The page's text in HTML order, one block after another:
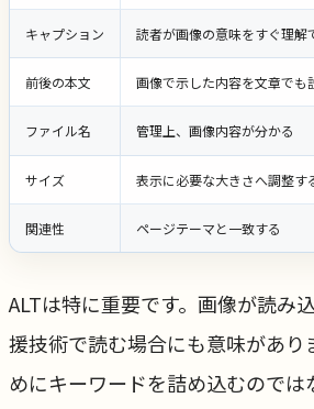
キャプション 読者が画像の意味をすぐ理解
前後の本文 画像で示した内容を文章でも
ファイル名 管理上、画像内容が分かる
サイズ 表示に必要な大きさへ調整す
関連性 ページテーマと一致する
ALTは特に重要です。画像が読み
援技術で読む場合にも意味があり
めにキーワードを詰め込むのでは